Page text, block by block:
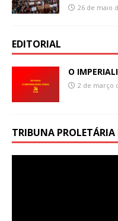
26 de maio
EDITORIAL
O
2 de março
TRIBUNA